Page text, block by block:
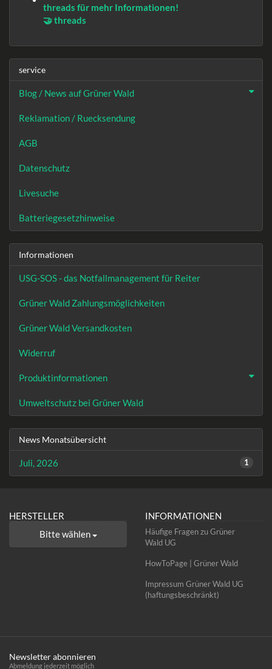
🤝 threads
service
Blog / News auf Grüner Wald
Reklamation / Ruecksendung
AGB
Datenschutz
Livesuche
Batteriegesetzhinweise
Informationen
USG-SOS - das Notfallmanagement für Reiter
Grüner Wald Zahlungsmöglichkeiten
Grüner Wald Versandkosten
Widerruf
Produktinformationen
Umweltschutz bei Grüner Wald
News Monatsübersicht
Juli, 2026 1
HERSTELLER
Bitte wählen
INFORMATIONEN
Häufige Fragen zu Grüner
Wald UG
HowToPage | Grüner Wald
Impressum Grüner Wald UG
(haftungsbeschränkt)
Newsletter abonnieren
Abmeldung jederzeit möglich